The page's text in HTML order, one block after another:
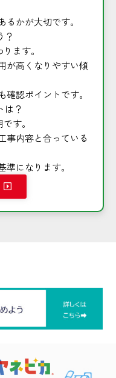
かが大切です。
？
ます。
が高くなりやすい傾
認ポイントです。
は？
す。
事内容と合っている
になります。